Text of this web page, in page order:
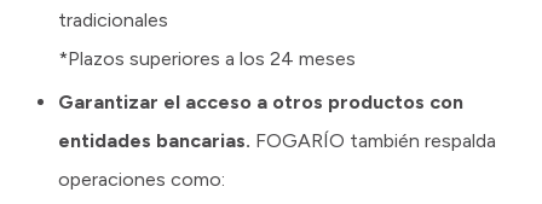
tradicionales
*Plazos superiores a los 24 meses
Garantizar el acceso a otros productos con
entidades bancarias. FOGARÍO también respalda
operaciones como: